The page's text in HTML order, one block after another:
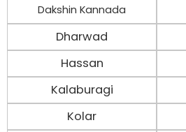
Dakshin Kannada
Dharwad
Hassan
Kalaburagi
Kolar